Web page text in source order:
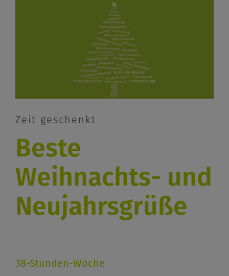
Zeit geschenkt
Beste
Weihnachts- und
Neujahrsgrüße
38-Stunden-Woche